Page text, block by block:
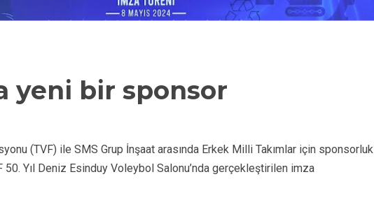
yeni bir sponsor
(TVF) ile SMS Grup İnşaat arasında Erkek Milli Takımlar için sponsorluk
50. Yıl Deniz Esinduy Voleybol Salonu’nda gerçekleştirilen imza